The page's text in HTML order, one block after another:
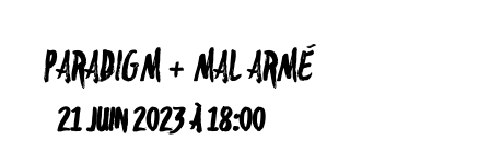
PARADIGM + MAL ARMÉ
21 JUIN 2023 À 18:00